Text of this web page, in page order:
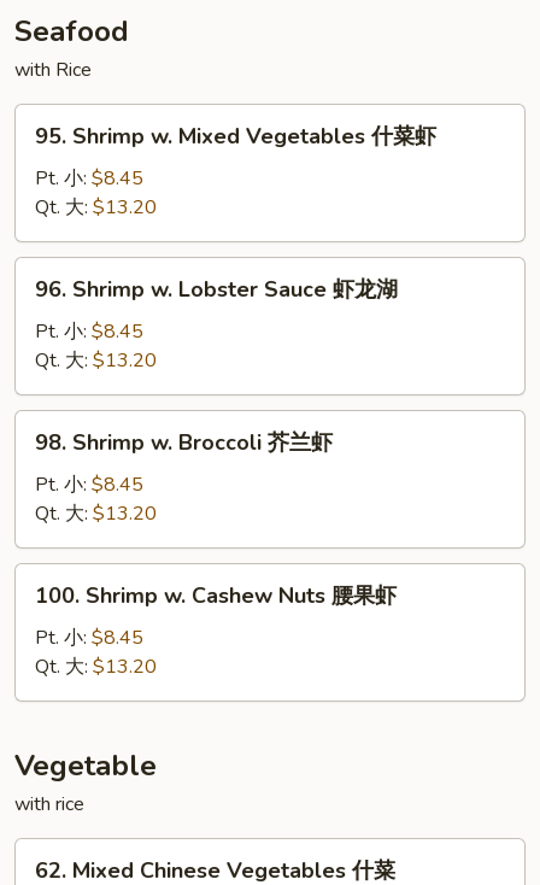
椒
牛
Seafood
with Rice
Shrimp
Mixed
Vegetables
什
95. Shrimp w. Mixed Vegetables 什菜虾
Pt. 小: $8.45
Qt. 大: $13.20
Shrimp
Lobster
Sauce
虾
96. Shrimp w. Lobster Sauce 虾龙湖
Pt. 小: $8.45
Qt. 大: $13.20
Shrimp
Broccoli
芥
兰
98. Shrimp w. Broccoli 芥兰虾
Pt. 小: $8.45
Qt. 大: $13.20
Shrimp
Cashew
Nuts
果
虾
100. Shrimp w. Cashew Nuts 腰果虾
Pt. 小: $8.45
Qt. 大: $13.20
Vegetable
with rice
62. Mixed Chinese Vegetables 什菜